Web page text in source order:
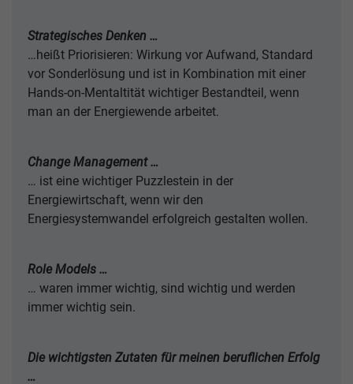
Strategisches Denken …
…heißt Priorisieren: Wirkung vor Aufwand, Standard
vor Sonderlösung und ist in Kombination mit einer
Hands-on-Mentaltität wichtiger Bestandteil, wenn
man an der Energiewende arbeitet.
Change Management …
… ist eine wichtiger Puzzlestein in der
Energiewirtschaft, wenn wir den
Energiesystemwandel erfolgreich gestalten wollen.
Role Models …
… waren immer wichtig, sind wichtig und werden
immer wichtig sein.
Die wichtigsten Zutaten für meinen beruflichen Erfolg
…